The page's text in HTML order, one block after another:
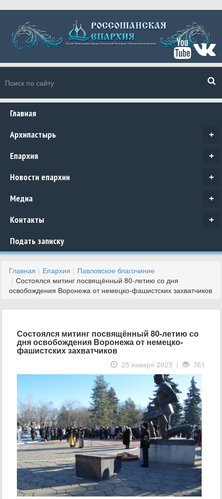
Главная
+
Архипастырь
+
Епархия
+
Новости епархии
+
Медиа
+
Контакты
Подать записку
Главная Епархия
Павловское благочиние
Состоялся митинг посвящённый 80-летию со дня
освобождения Воронежа от немецко-фашистских захватчиков
Состоялся митинг посвящённый 80-летию со
дня освобождения Воронежа от немецко-
фашистских захватчиков
25 января 2023 | 761